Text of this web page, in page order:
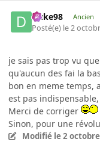
Duke98 Ancien
Posté(e) le 2
je sais pas trop vu
qu'aucun des fai la
bon en meme temps,
est pas
Merci de corriger
Sinon, pour une
Modifié le 2